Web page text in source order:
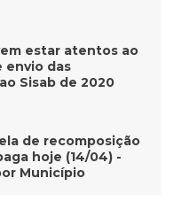
estar atentos ao
envio das
Sisab de 2020
de recomposição
hoje (14/04) -
Município